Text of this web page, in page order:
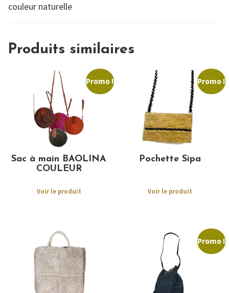
couleur naturelle
Produits similaires
Promo !
Sac à main BAOLINA
COULEUR
Voir le produit
Promo !
Pochette Sipa
Voir le produit
Promo !